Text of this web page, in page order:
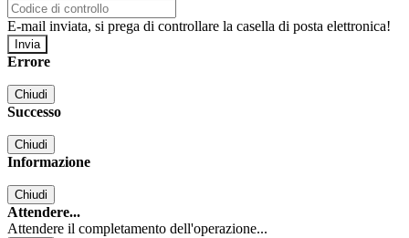
E-mail inviata, si prega di controllare la casella di posta elettronica!
Errore
Chiudi
Successo
Chiudi
Informazione
Chiudi
Attendere...
Attendere il completamento dell'operazione...